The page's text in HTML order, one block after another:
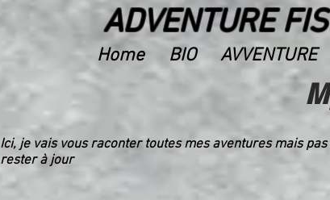
ADVENTURE
Home BIO AVVENTURE
Ici, je vais vous raconter toutes mes aventures mais
rester à jour